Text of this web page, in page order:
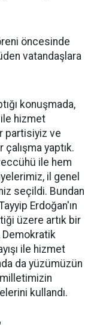
öncesinde
vatandaşlara
konuşmada,
hizmet
partisiyiz ve
yaptık.
ile hem
il genel
seçildi. Bundan
Erdoğan'ın
üzere artık bir
Demokratik
ile hizmet
da yüzümüzün
kullandı.